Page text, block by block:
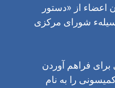
اعضاء از «دستور‌
شورای مرکزی
برای فراهم آوردن
را به نام